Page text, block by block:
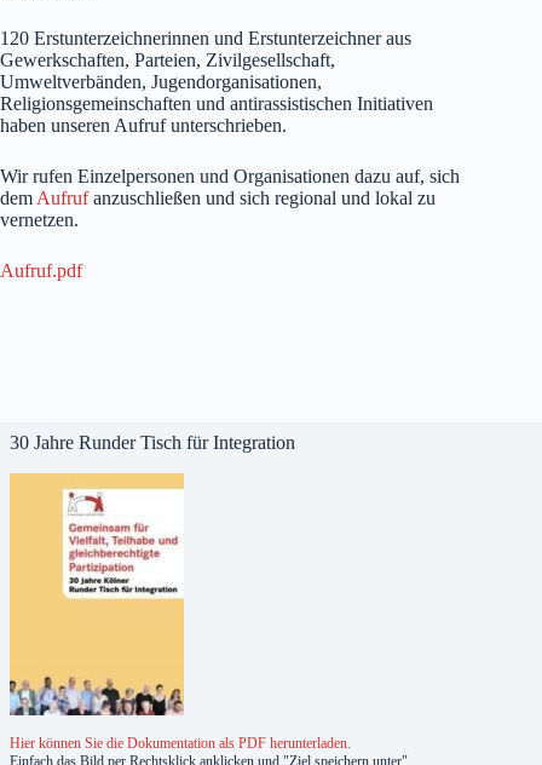
120 Erstunterzeichnerinnen und Erstunterzeichner aus
Gewerkschaften, Parteien, Zivilgesellschaft,
Umweltverbänden, Jugendorganisationen,
Religionsgemeinschaften und antirassistischen Initiativen
haben unseren Aufruf unterschrieben.
Wir rufen Einzelpersonen und Organisationen dazu auf, sich
dem Aufrufanzuschließen und sich regional und lokal zu
vernetzen.
Aufruf.pdf
30 Jahre Runder Tisch für Integration
Hier können Sie die Dokumentation als PDF herunterladen.